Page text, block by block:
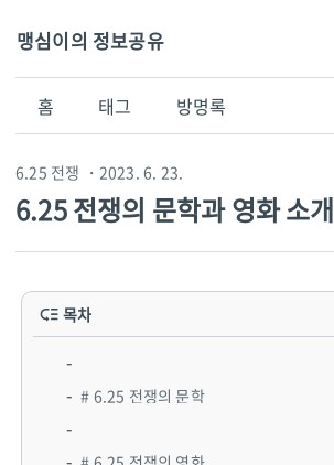
맹심이의 정보공유
홈 태그 방명록
6.25 전쟁 ・2023. 6. 23.
6.25 전쟁의 문학과 영화 소개
목차
# 6.25 전쟁의 문학